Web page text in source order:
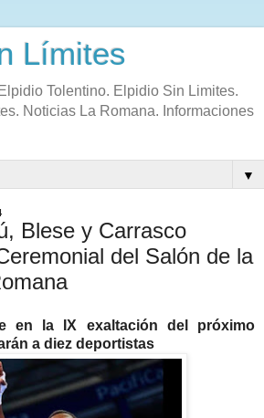
Límites
Tolentino. Elpidio Sin Limites.
Noticias La Romana. Informaciones
▼
Blese y Carrasco
del Salón de la
en la IX exaltación del próximo
a diez deportistas